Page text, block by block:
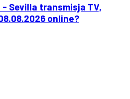
Sevilla transmisja TV,
online?